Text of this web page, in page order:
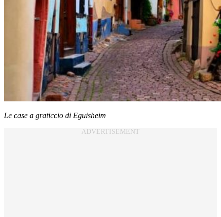
Le case a graticcio di Eguisheim